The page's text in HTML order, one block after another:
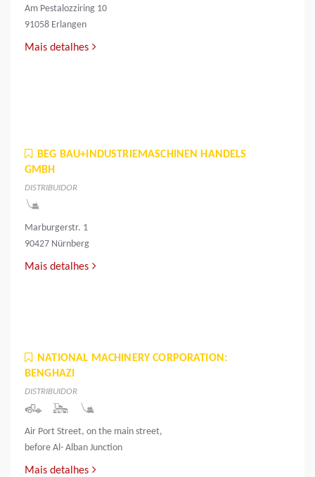
Am Pestalozziring 10
91058 Erlangen
Mais detalhes
BEG BAU+INDUSTRIEMASCHINEN HANDELS
GMBH
DISTRIBUIDOR
Marburgerstr. 1
90427 Nürnberg
Mais detalhes
NATIONAL MACHINERY CORPORATION:
BENGHAZI
DISTRIBUIDOR
Air Port Street, on the main street,
before Al- Alban Junction
Mais detalhes